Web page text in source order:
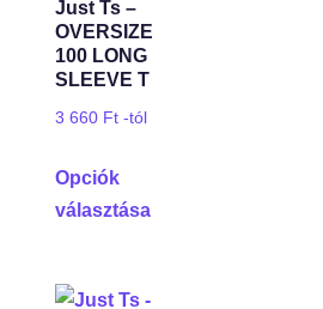
Just Ts –
OVERSIZE
100 LONG
SLEEVE T
3 660 Ft -tól
Opciók
választása